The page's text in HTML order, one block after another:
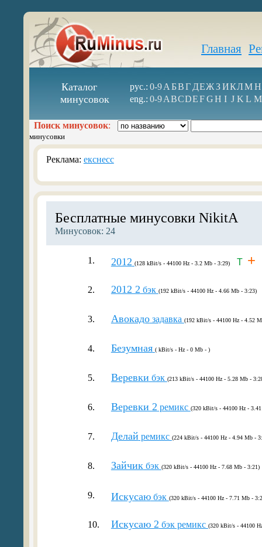
Главная
Каталог
минусовок
рус.: 0-9А БВГ ДЕЖ З ИКЛМН
eng.: 0-9ABCDEFGH I J K L M
Поиск минусовок:
минусовки
Реклама: екснесс
Бесплатные минусовки NikitA
Минусовок: 24
1. 2012 (128 kBit/s - 44100 Hz - 3.2 Mb - 3:29) T +
2. 2012 2 бэк (192 kBit/s - 44100 Hz - 4.66 Mb - 3:23)
3. Авокадозадавка (192 kBit/s - 44100 Hz - 4.52
4. Безумная ( kBit/s - Hz - 0 Mb - )
5. Веревки бэк (213 kBit/s - 44100 Hz - 5.28 Mb -
6. Веревки 2 ремикс (320 kBit/s - 44100 Hz -
7. Делай ремикс (224 kBit/s - 44100 Hz - 4.94 Mb -
8. Зайчикбэк (320 kBit/s - 44100 Hz - 7.68 Mb - 3:21)
9. Искусаюбэк (320 kBit/s - 44100 Hz - 7.71 Mb -
10. Искусаю 2 бэк ремикс (320 kBit/s - 44100